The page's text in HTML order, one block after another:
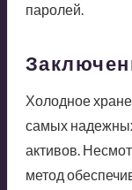
паролей.
Холодное
самых
активов.
метод